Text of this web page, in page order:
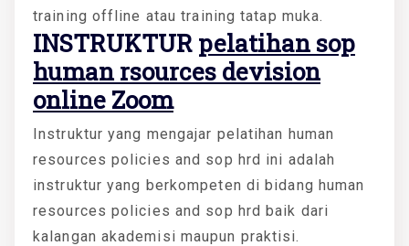
training offline atau training tatap muka.
INSTRUKTUR pelatihan sop
human rsources devision
online Zoom
Instruktur yang mengajar pelatihan human
resources policies and sop hrd ini adalah
instruktur yang berkompeten di bidang human
resources policies and sop hrd baik dari
kalangan akademisi maupun praktisi.